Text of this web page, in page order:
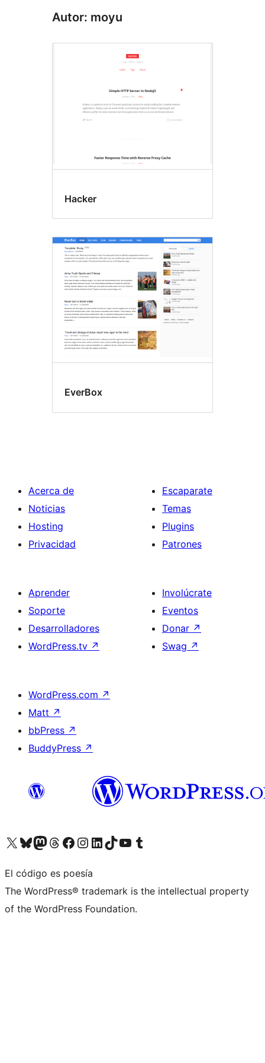
Autor: moyu
Hacker
EverBox
Acerca de
Noticias
Hosting
Privacidad
Escaparate
Temas
Plugins
Patrones
Aprender
Soporte
Desarrolladores
WordPress.tv ↗
Involúcrate
Eventos
Donar ↗
Swag ↗
WordPress.com ↗
Matt ↗
bbPress ↗
BuddyPress ↗
Visita nuestra cuenta de X (anteriormente Twitter)
Visita nuestra cuenta de Bluesky
Visita nuestra cuenta de Mastodon
Visita nuestra cuenta de Threads
Visita nuestra página de Facebook
Visita nuestra cuenta de Instagram
Visita nuestra cuenta de LinkedIn
Visita nuestra cuenta de TikTok
Visita nuestro canal de YouTube
Visita nuestra cuenta de Tumblr
El código es poesía
The WordPress® trademark is the intellectual property
of the WordPress Foundation.